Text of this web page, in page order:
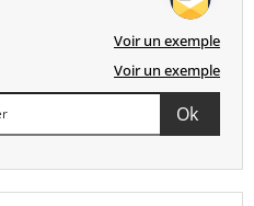
Voir un exemple
Voir un exemple